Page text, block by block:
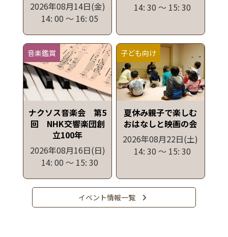
2026年08月14日(金)
14: 00 〜 16: 05
14: 30 〜 15: 30
音楽鑑賞
ナクソス音楽会 第5
回 NHK交響楽団創
立100年
2026年08月16日(日)
14: 00 〜 15: 30
子ども向け
夏休み親子で楽しむ
おはなしと映画の会
2026年08月22日(土)
14: 30 〜 15: 30
イベント情報一覧